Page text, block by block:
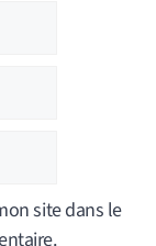
site dans le